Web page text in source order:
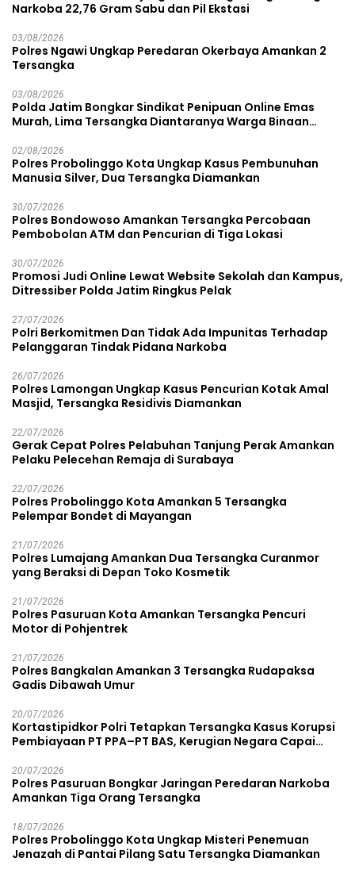
Narkoba 22,76 Gram Sabu dan Pil Ekstasi
03/08/2026
Polres Ngawi Ungkap Peredaran Okerbaya Amankan 2
Tersangka
03/08/2026
Polda Jatim Bongkar Sindikat Penipuan Online Emas
Murah, Lima Tersangka Diantaranya Warga Binaan
02/08/2026
Polres Probolinggo Kota Ungkap Kasus Pembunuhan
Manusia Silver, Dua Tersangka Diamankan
30/07/2026
Polres Bondowoso Amankan Tersangka Percobaan
Pembobolan ATM dan Pencurian di Tiga Lokasi
30/07/2026
Promosi Judi Online Lewat Website Sekolah dan Kampus,
Ditressiber Polda Jatim Ringkus Pelak
27/07/2026
Polri Berkomitmen Dan Tidak Ada Impunitas Terhadap
Pelanggaran Tindak Pidana Narkoba
26/07/2026
Polres Lamongan Ungkap Kasus Pencurian Kotak Amal
Masjid, Tersangka Residivis Diamankan
22/07/2026
Gerak Cepat Polres Pelabuhan Tanjung Perak Amankan
Pelaku Pelecehan Remaja di Surabaya
22/07/2026
Polres Probolinggo Kota Amankan 5 Tersangka
Pelempar Bondet di Mayangan
21/07/2026
Polres Lumajang Amankan Dua Tersangka Curanmor
yang Beraksi di Depan Toko Kosmetik
21/07/2026
Polres Pasuruan Kota Amankan Tersangka Pencuri
Motor di Pohjentrek
21/07/2026
Polres Bangkalan Amankan 3 Tersangka Rudapaksa
Gadis Dibawah Umur
20/07/2026
Kortastipidkor Polri Tetapkan Tersangka Kasus Korupsi
Pembiayaan PT PPA–PT BAS, Kerugian Negara Capai
20/07/2026
Polres Pasuruan Bongkar Jaringan Peredaran Narkoba
Amankan Tiga Orang Tersangka
18/07/2026
Polres Probolinggo Kota Ungkap Misteri Penemuan
Jenazah di Pantai Pilang Satu Tersangka Diamankan